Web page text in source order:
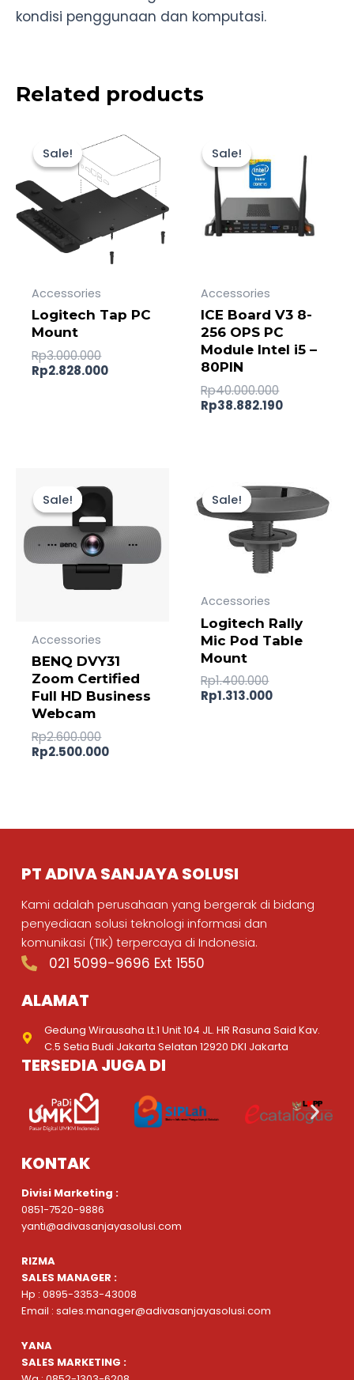
kondisi penggunaan dan komputasi.
Related products
Sale!
Sale!
Accessories
Logitech Tap PC
Mount
Rp3.000.000
price
Rp3.000.000.
Rp2.828.000
price
Rp2.828.000.
Sale!
Sale!
Accessories
ICE Board V3 8-
256 OPS PC
Module Intel i5 –
80PIN
Rp40.000.000
was:
Rp38.882.190
Sale!
Sale!
Accessories
BENQ DVY31
Zoom Certified
Full HD Business
Webcam
Rp2.600.000
price
Rp2.600.000.
Rp2.500.000
price
Sale!
Sale!
Accessories
Logitech Rally
Mic Pod Table
Mount
Rp1.400.000
price
Rp1.400.000.
Rp1.313.000
price
Rp1.313.000.
PT ADIVA SANJAYA SOLUSI
Kami adalah perusahaan yang bergerak di bidang
penyediaan solusi teknologi informasi dan
komunikasi (TIK) terpercaya di Indonesia.
021 5099-9696 Ext 1550
ALAMAT
Gedung Wirausaha Lt.1 Unit 104 JL. HR Rasuna Said Kav.
C.5 Setia Budi Jakarta Selatan 12920 DKI Jakarta
TERSEDIA JUGA DI
KONTAK
Divisi Marketing :
0851-7520-9886
yanti@adivasanjayasolusi.com
RIZMA
SALES MANAGER :
Hp : 0895-3353-43008
Email : sales.manager@adivasanjayasolusi.com
YANA
SALES MARKETING :